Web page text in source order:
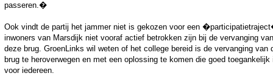
passeren.�
Ook vindt de partij het jammer niet is gekozen voor een
inwoners van Marsdijk niet vooraf actief betrokken zijn bij de vervanging van
deze brug. GroenLinks wil weten of het college bereid is de vervanging van
brug te heroverwegen en met een oplossing te komen die goed toegankelijk
voor iedereen.